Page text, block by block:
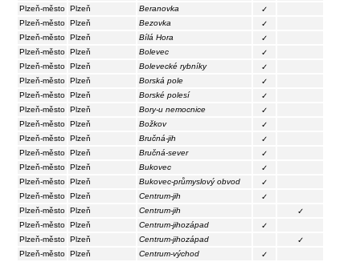
Plzeň-město Plzeň Beranovka
✓
Plzeň-město Plzeň Bezovka
✓
Plzeň-město Plzeň Bílá Hora
✓
Plzeň-město Plzeň Bolevec
✓
Plzeň-město Plzeň Bolevecké rybníky
✓
Plzeň-město Plzeň Borská pole
✓
Plzeň-město Plzeň Borské polesí
✓
Plzeň-město Plzeň Bory-u nemocnice
✓
Plzeň-město Plzeň Božkov
✓
Plzeň-město Plzeň Bručná-jih
✓
Plzeň-město Plzeň Bručná-sever
✓
Plzeň-město Plzeň Bukovec
✓
Plzeň-město Plzeň Bukovec-průmyslový obvod
✓
Plzeň-město Plzeň Centrum-jih
✓
Plzeň-město Plzeň Centrum-jih
✓
Plzeň-město Plzeň Centrum-jihozápad
✓
Plzeň-město Plzeň Centrum-jihozápad
✓
Plzeň-město Plzeň Centrum-východ
✓